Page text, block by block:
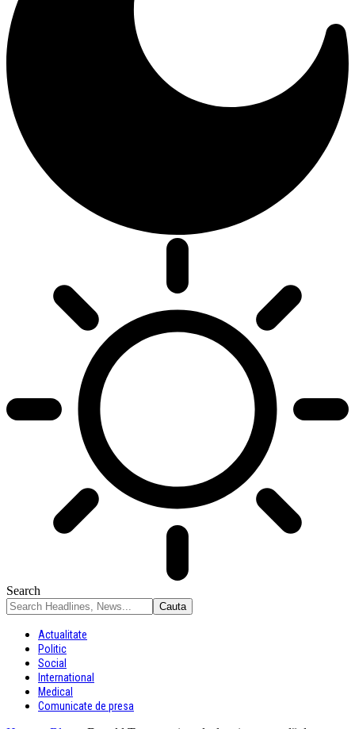
Search
Actualitate
Politic
Social
International
Medical
Comunicate de presa